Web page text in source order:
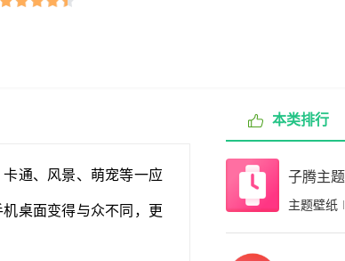
通、风景、萌宠等一应
桌面变得与众不同，更
本类排行
子腾主题
主题壁纸